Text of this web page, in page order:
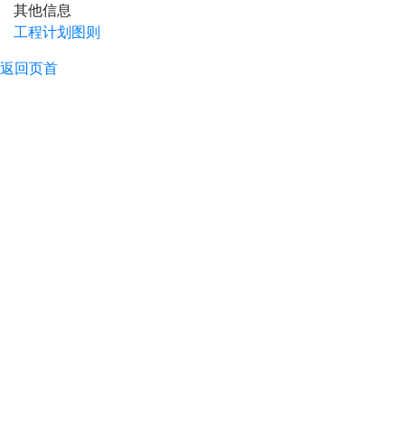
其他信息
工程计划图则
返回页首